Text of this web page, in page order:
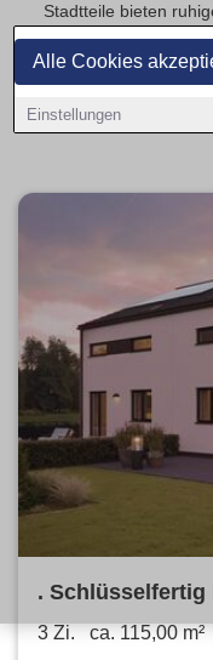
Alle Cookies
Einstellungen
Stadtteile bieten
du zentrale Lagen
Mietspannen
Budgetplanung.
Zusatzkosten und
. Schlüsselfertig
inklusive
3 Zi. ca. 115,00 m²